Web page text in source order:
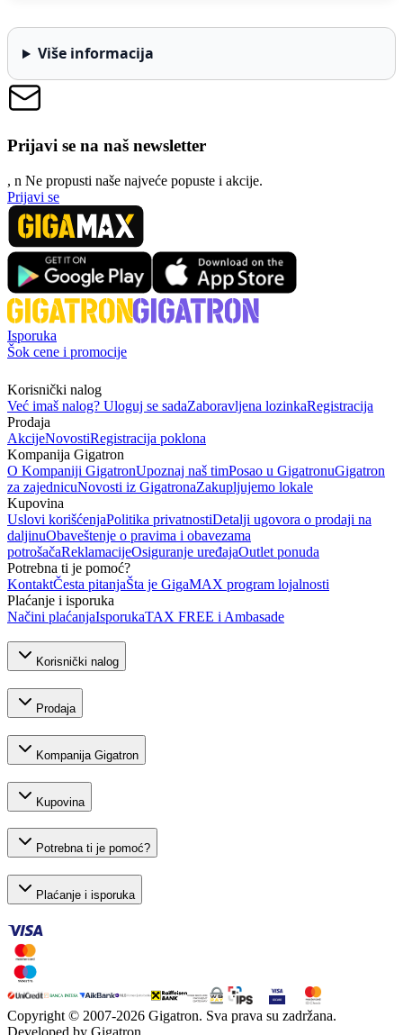
Više informacija
Prijavi se na naš newsletter
, n Ne propusti naše najveće popuste i akcije.
Prijavi se
Isporuka
Šok cene i promocije
Korisnički nalog
Već imaš nalog? Uloguj se sadaZaboravljena lozinkaRegistracija
Prodaja
AkcijeNovostiRegistracija poklona
Kompanija Gigatron
O Kompaniji GigatronUpoznaj naš timPosao u GigatronuGigatron
za zajednicuNovosti iz GigatronaZakupljujemo lokale
Kupovina
Uslovi korišćenjaPolitika privatnostiDetalji ugovora o prodaji na
daljinuObaveštenje o pravima i obavezama
potrošačaReklamacijeOsiguranje uređajaOutlet ponuda
Potrebna ti je pomoć?
KontaktČesta pitanjaŠta je GigaMAX program lojalnosti
Plaćanje i isporuka
Načini plaćanjaIsporukaTAX FREE i Ambasade
Korisnički nalog
Prodaja
Kompanija Gigatron
Kupovina
Potrebna ti je pomoć?
Plaćanje i isporuka
Copyright © 2007-2026 Gigatron. Sva prava su zadržana.
Developed by Gigatron